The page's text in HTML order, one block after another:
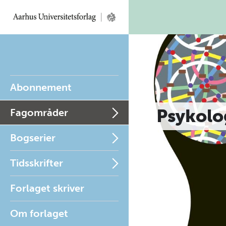
Abonnement
Fagområder
Bogserier
Tidsskrifter
Forlaget skriver
Om forlaget